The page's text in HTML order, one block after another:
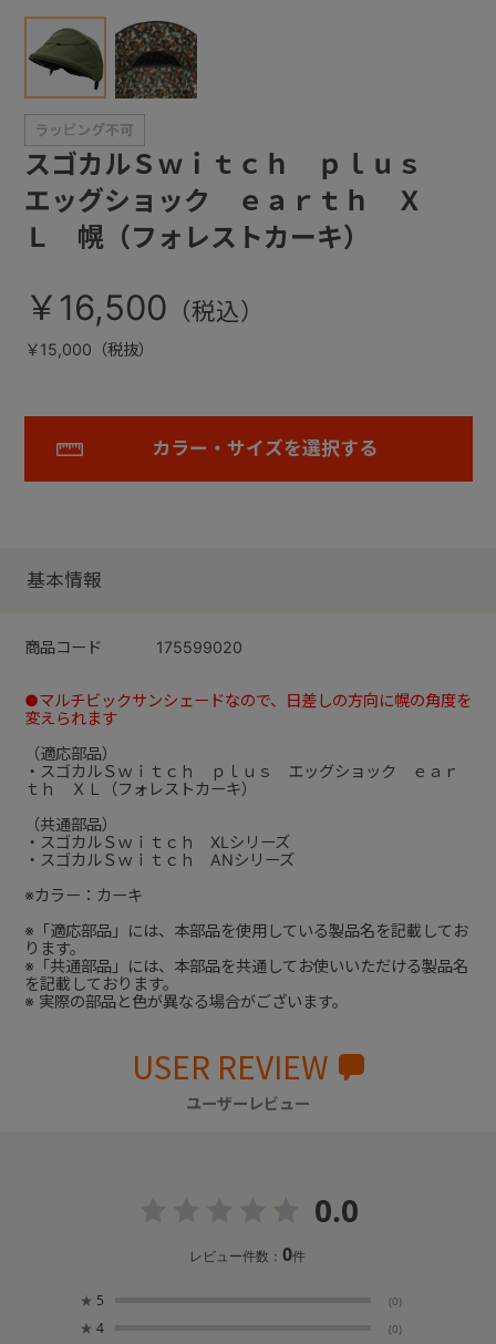
スゴカルＳｗｉｔｃｈ ｐｌｕｓ
エッグショック ｅａｒｔｈ Ｘ
Ｌ 幌（フォレストカーキ）
￥16,500
￥15,000（税抜）
カラー・サイズを選択する
基本情報
商品コード 175599020
●マルチビックサンシェードなので、日差しの方向に幌の角度を
変えられます
（適応部品）
・スゴカルＳｗｉｔｃｈ ｐｌｕｓ エッグショック ｅａｒ
ｔｈ ＸＬ（フォレストカーキ）
（共通部品）
・スゴカルＳｗｉｔｃｈ XLシリーズ
・スゴカルＳｗｉｔｃｈ ANシリーズ
※カラー：カーキ
※「適応部品」には、本部品を使用している製品名を記載してお
ります。
※「共通部品」には、本部品を共通してお使いいただける製品名
を記載しております。
※ 実際の部品と色が異なる場合がございます。
USER REVIEW
ユーザーレビュー
0.0
レビュー件数：0件
★ 5 (0)
★ 4 (0)